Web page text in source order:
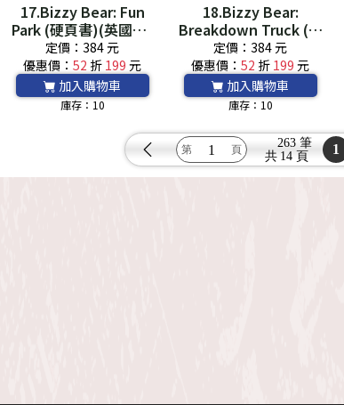
17.Bizzy Bear: Fun
Park (硬頁書)(英國版)
*附音檔QRCode*
定價：384 元
優惠價：52 折 199 元
加入購物車
庫存：10
18.Bizzy Bear:
Breakdown Truck (硬
頁書)(英國版) *附音檔
QRCode*
定價：384 元
優惠價：52 折 199 元
加入購物車
庫存：10
共
263 筆
14 頁
1